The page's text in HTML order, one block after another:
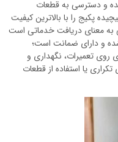
و دسترسی به قطعات
پکیج را با بالاترین کیفیت
به معنای دریافت خدماتی است
و دارای ضمانت است؛
روی تعمیرات، نگهداری و
یا استفاده از قطعات